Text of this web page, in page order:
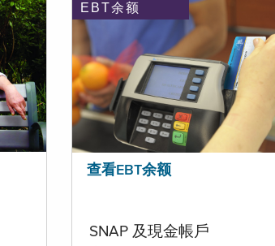
EBT余额
查看EBT余额
SNAP 及現金帳戶